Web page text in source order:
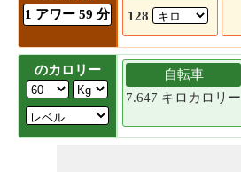
1 アワー 59 分
128
のカロリー
自転車
7.647 キロカロリー